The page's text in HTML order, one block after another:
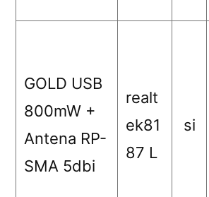
GOLD USB
800mW +
Antena RP-
SMA 5dbi
realt
ek81
87 L
si